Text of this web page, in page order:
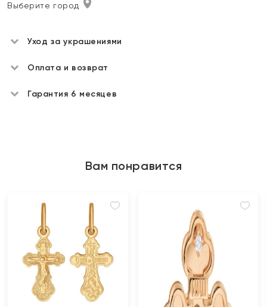
Выберите город
Уход за украшениями
Оплата и возврат
Гарантия 6 месяцев
Вам понравится